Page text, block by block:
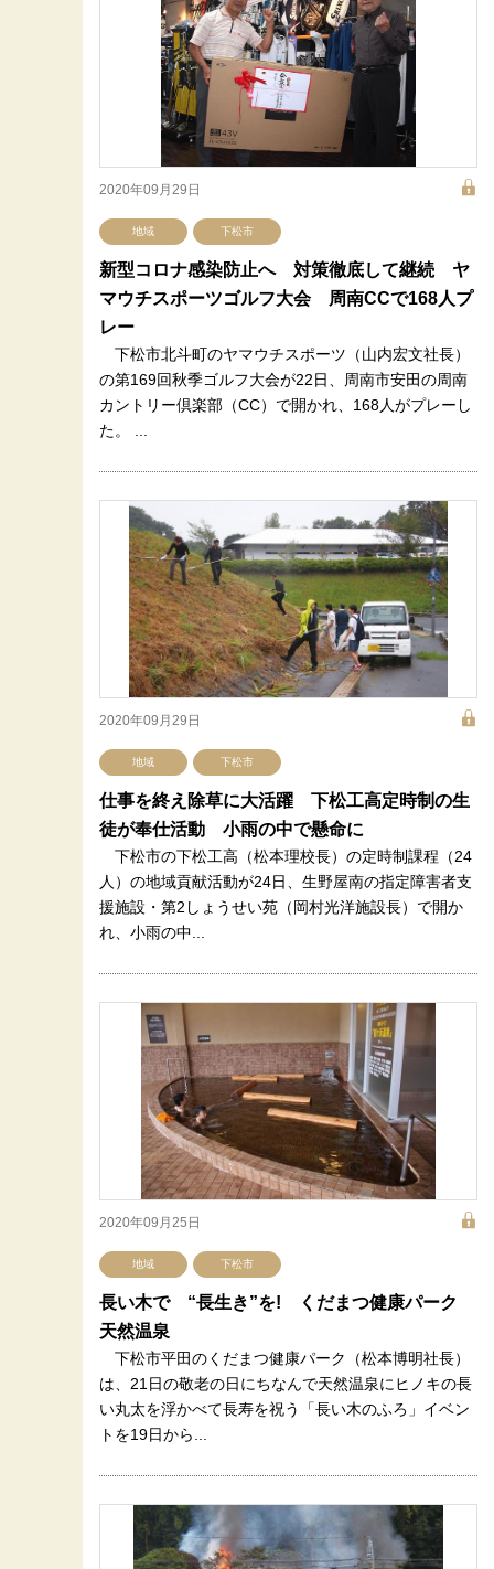
2020年09月29日
地域 下松市
新型コロナ感染防止へ 対策徹底して継続 ヤ
マウチスポーツゴルフ大会 周南CCで168人プ
レー
下松市北斗町のヤマウチスポーツ（山内宏文社長）
の第169回秋季ゴルフ大会が22日、周南市安田の周南
カントリー倶楽部（CC）で開かれ、168人がプレーし
た。 ...
2020年09月29日
地域 下松市
仕事を終え除草に大活躍 下松工高定時制の生
徒が奉仕活動 小雨の中で懸命に
下松市の下松工高（松本理校長）の定時制課程（24
人）の地域貢献活動が24日、生野屋南の指定障害者支
援施設・第2しょうせい苑（岡村光洋施設長）で開か
れ、小雨の中...
2020年09月25日
地域 下松市
長い木で “長生き”を! くだまつ健康パーク
天然温泉
下松市平田のくだまつ健康パーク（松本博明社長）
は、21日の敬老の日にちなんで天然温泉にヒノキの長
い丸太を浮かべて長寿を祝う「長い木のふろ」イベン
トを19日から...